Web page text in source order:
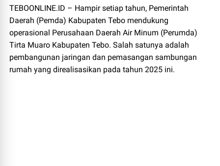
TEBOONLINE.ID – Hampir setiap tahun, Pemerintah
Daerah (Pemda) Kabupaten Tebo mendukung
operasional Perusahaan Daerah Air Minum (Perumda)
Tirta Muaro Kabupaten Tebo. Salah satunya adalah
pembangunan jaringan dan pemasangan sambungan
rumah yang direalisasikan pada tahun 2025 ini.